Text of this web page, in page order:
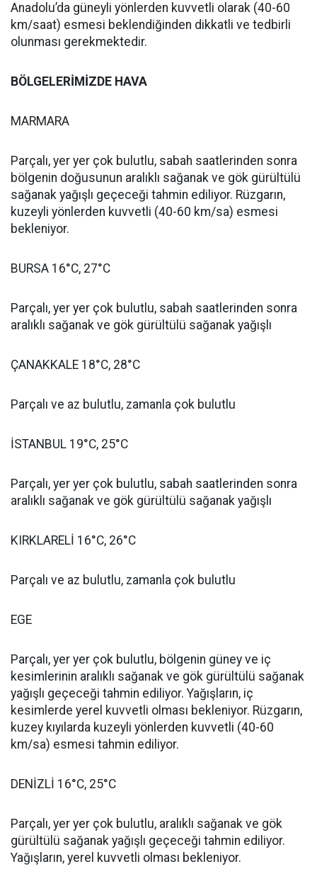
Anadolu’da güneyli yönlerden kuvvetli olarak (40-60
km/saat) esmesi beklendiğinden dikkatli ve tedbirli
olunması gerekmektedir.
BÖLGELERİMİZDE HAVA
MARMARA
Parçalı, yer yer çok bulutlu, sabah saatlerinden sonra
bölgenin doğusunun aralıklı sağanak ve gök gürültülü
sağanak yağışlı geçeceği tahmin ediliyor. Rüzgarın,
kuzeyli yönlerden kuvvetli (40-60 km/sa) esmesi
bekleniyor.
BURSA 16°C, 27°C
Parçalı, yer yer çok bulutlu, sabah saatlerinden sonra
aralıklı sağanak ve gök gürültülü sağanak yağışlı
ÇANAKKALE 18°C, 28°C
Parçalı ve az bulutlu, zamanla çok bulutlu
İSTANBUL 19°C, 25°C
Parçalı, yer yer çok bulutlu, sabah saatlerinden sonra
aralıklı sağanak ve gök gürültülü sağanak yağışlı
KIRKLARELİ 16°C, 26°C
Parçalı ve az bulutlu, zamanla çok bulutlu
EGE
Parçalı, yer yer çok bulutlu, bölgenin güney ve iç
kesimlerinin aralıklı sağanak ve gök gürültülü sağanak
yağışlı geçeceği tahmin ediliyor. Yağışların, iç
kesimlerde yerel kuvvetli olması bekleniyor. Rüzgarın,
kuzey kıyılarda kuzeyli yönlerden kuvvetli (40-60
km/sa) esmesi tahmin ediliyor.
DENİZLİ 16°C, 25°C
Parçalı, yer yer çok bulutlu, aralıklı sağanak ve gök
gürültülü sağanak yağışlı geçeceği tahmin ediliyor.
Yağışların, yerel kuvvetli olması bekleniyor.